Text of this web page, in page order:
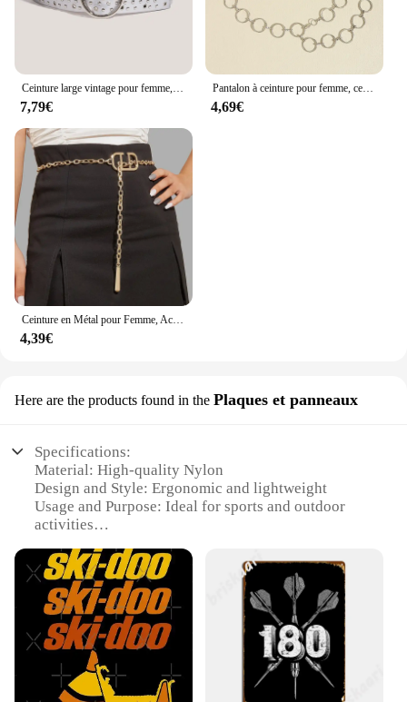
Ceinture large vintage pour femme, corset noir réglable, grande taille, designer, environnement, haute qualité, punk, goth, rivet, grande ceinture, jeans
7,79€
Pantalon à ceinture pour femme, ceinture creuse JoCircle, style hip hop, mode classique, taille fine, environnement
4,69€
Ceinture en Métal pour Femme, Accessoire de Décoration, Marque de Luxe, Nouvelle Collection 2024
4,39€
Here are the products found in the Plaques et panneaux
Specifications:
Material: High-quality Nylon
Design and Style: Ergonomic and lightweight
Usage and Purpose: Ideal for sports and outdoor
activities
other physical activities
Shape or Size or Weight or Quantity: Adjustable
length for a perfect fit
Performance and Property: Durable and water-
resistant
Features:
|Wholesale|Vendors|